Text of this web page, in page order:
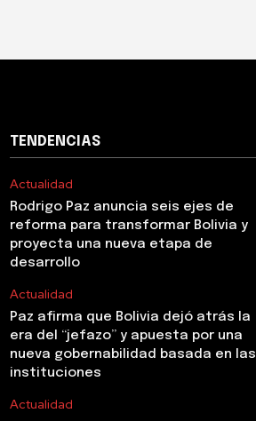
TENDENCIAS
Actualidad
Rodrigo Paz anuncia seis ejes de
reforma para transformar Bolivia y
proyecta una nueva etapa de
desarrollo
Actualidad
Paz afirma que Bolivia dejó atrás la
era del “jefazo” y apuesta por una
nueva gobernabilidad basada en las
instituciones
Actualidad